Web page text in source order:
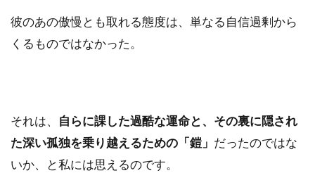
彼のあの傲慢とも取れる態度は、単なる自信過剰から
くるものではなかった。
それは、 自らに課した過酷な運命と、その裏に隠され
た深い孤独を乗り越えるための「鎧」 だったのではな
いか、と私には思えるのです。